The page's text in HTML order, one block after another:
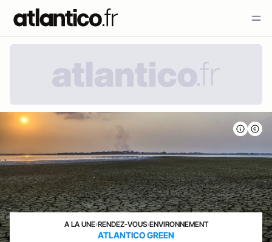
A LA UNE›RENDEZ-VOUS›ENVIRONNEMENT
ATLANTICO GREEN